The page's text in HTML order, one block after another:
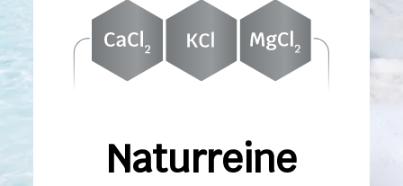
Naturreine